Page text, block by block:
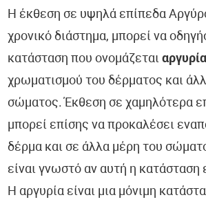
Η έκθεση σε υψηλά επίπεδα
χρονικό διάστημα, μπορεί να
κατάσταση που ονομάζεται
χρωματισμού του δέρματος και
σώματος. Έκθεση σε χαμηλότερα
μπορεί επίσης να προκαλέσει
δέρμα και σε άλλα μέρη του
είναι γνωστό αν αυτή η κατάσταση
Η αργυρία είναι μια μόνιμη